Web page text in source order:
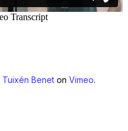
Tuixén Beneton Vimeo.